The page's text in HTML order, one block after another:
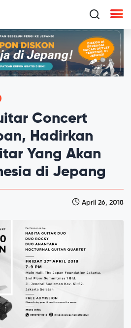
Concert
Hadirkan
Yang Akan
di Jepang
April 26, 2018